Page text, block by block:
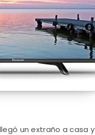
un extraño a casa y